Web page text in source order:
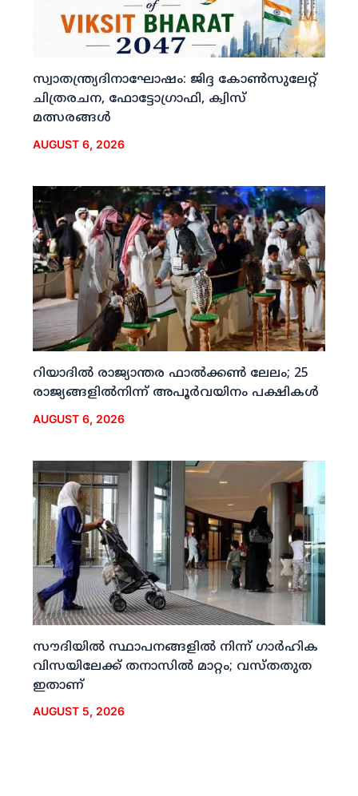
സ്വാതന്ത്ര്യദിനാഘോഷം: ജിദ്ദ കോണ്‍സുലേറ്റ്
ചിത്രരചന, ഫോട്ടോഗ്രാഫി, ക്വിസ്
മത്സരങ്ങള്‍
AUGUST 6, 2026
റിയാദില്‍ രാജ്യാന്തര ഫാല്‍ക്കണ്‍ ലേലം; 25
രാജ്യങ്ങളില്‍നിന്ന് അപൂര്‍വയിനം പക്ഷികള്‍
AUGUST 6, 2026
സൗദിയില്‍ സ്ഥാപനങ്ങളില്‍ നിന്ന് ഗാര്‍ഹിക
വിസയിലേക്ക് തനാസില്‍ മാറ്റം; വസ്തതുത
ഇതാണ്
AUGUST 5, 2026